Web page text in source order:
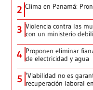
2 Clima en Panamá:
3 Violencia contra las
con un ministerio
4 Proponen eliminar
de electricidad y agua
5 ‘Viabilidad no es
recuperación laboral